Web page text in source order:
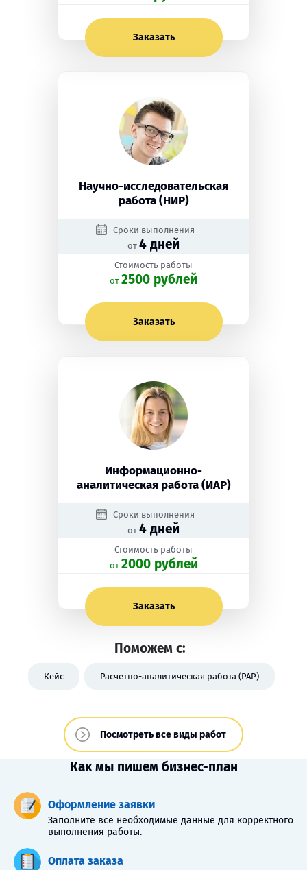
Заказать
Научно-исследовательская
работа (НИР)
Сроки выполнения
от 4 дней
Стоимость работы
oт 2500 рублей
Заказать
Информационно-
аналитическая работа (ИАР)
Сроки выполнения
от 4 дней
Стоимость работы
oт 2000 рублей
Заказать
Поможем с:
Кейс Расчётно-аналитическая работа (РАР)
Посмотреть все виды работ
Как мы пишем бизнес-план
Оформление заявки
Заполните все необходимые данные для корректного
выполнения работы.
Оплата заказа